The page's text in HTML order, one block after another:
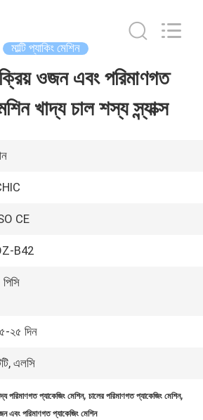
মাল্টি প্যাকিং মেশিন
ওজন এবং পরিমাণগত
খাদ্য চাল শস্য স্ন্যাক্স
CE
B42
২৫ দিন
এলসি
পরিমাণগত প্যাকেজিং মেশিন,চালের পরিমাণগত প্যাকেজিং মেশিন,
এবং পরিমাণগত প্যাকেজিং মেশিন